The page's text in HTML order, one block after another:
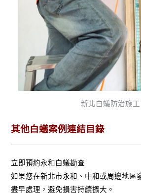
新北白蟻防治施工
其他白蟻案例連結目錄
立即預約永和白蟻勘查
如果您在新北市永和、中和或周邊地區
盡早處理，避免損害持續擴大。